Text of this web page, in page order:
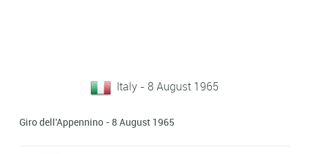
Italy - 8 August 1965
Giro dell'Appennino - 8 August 1965